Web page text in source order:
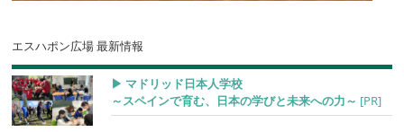
エスハポン広場 最新情報
▶︎ マドリッド日本人学校
～スペインで育む、日本の学びと未来への力～ [PR]